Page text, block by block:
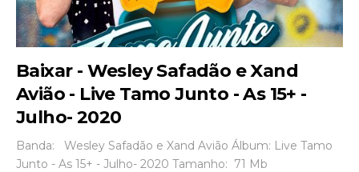
Baixar - Wesley Safadão e Xand
Avião - Live Tamo Junto - As 15+ -
Julho- 2020
Banda: Wesley Safadão e Xand Avião Álbum: Live Tamo
Junto - As 15+ - Julho- 2020 Tamanho: 71 Mb